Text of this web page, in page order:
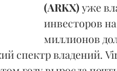
(ARKX) уже
инвесторов
миллионов
спектр владений.